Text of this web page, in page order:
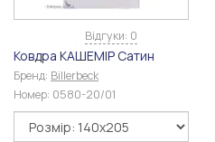
Відгуки: 0
Ковдра КАШЕМІР Сатин
Бренд: Billerbeck
Номер: 0580-20/01